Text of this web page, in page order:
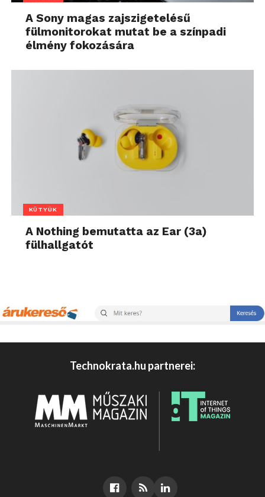
A Sony magas zajszigetelésű
fülmonitorokat mutat be a színpadi
élmény fokozására
KÜTYÜK
A Nothing bemutatta az Ear (3a)
fülhallgatót
Technokrata.hu partnerei: